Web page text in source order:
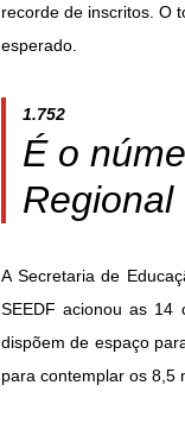
recorde de inscritos. O
esperado.
1.752
É o
Regional
A Secretaria de
SEEDF acionou as 14
dispõem de espaço
para contemplar os 8,5